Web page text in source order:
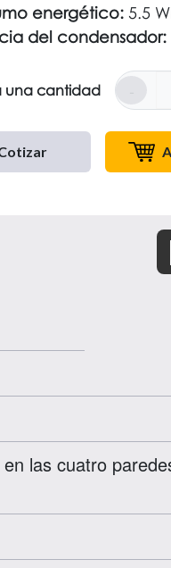
energético: 5.5
del condensador:
una cantidad
las cuatro